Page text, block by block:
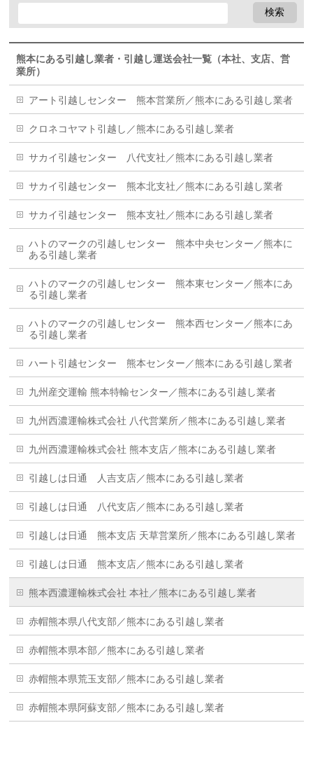
熊本にある引越し業者・引越し運送会社一覧（本社、支店、営
業所）
アート引越しセンター 熊本営業所／熊本にある引越し業者
クロネコヤマト引越し／熊本にある引越し業者
サカイ引越センター 八代支社／熊本にある引越し業者
サカイ引越センター 熊本北支社／熊本にある引越し業者
サカイ引越センター 熊本支社／熊本にある引越し業者
ハトのマークの引越しセンター 熊本中央センター／熊本に
ある引越し業者
ハトのマークの引越しセンター 熊本東センター／熊本にあ
る引越し業者
ハトのマークの引越しセンター 熊本西センター／熊本にあ
る引越し業者
ハート引越センター 熊本センター／熊本にある引越し業者
九州産交運輸 熊本特輸センター／熊本にある引越し業者
九州西濃運輸株式会社 八代営業所／熊本にある引越し業者
九州西濃運輸株式会社 熊本支店／熊本にある引越し業者
引越しは日通 人吉支店／熊本にある引越し業者
引越しは日通 八代支店／熊本にある引越し業者
引越しは日通 熊本支店 天草営業所／熊本にある引越し業者
引越しは日通 熊本支店／熊本にある引越し業者
熊本西濃運輸株式会社 本社／熊本にある引越し業者
赤帽熊本県八代支部／熊本にある引越し業者
赤帽熊本県本部／熊本にある引越し業者
赤帽熊本県荒玉支部／熊本にある引越し業者
赤帽熊本県阿蘇支部／熊本にある引越し業者